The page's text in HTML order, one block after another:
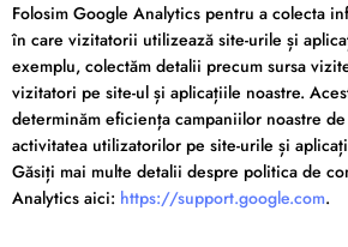
Folosim Google Analytics pentru a colecta
în care vizitatorii utilizează site-urile și
exemplu, colectăm detalii precum sursa
vizitatori pe site-ul și aplicațiile noastre.
determinăm eficiența campaniilor noastre
activitatea utilizatorilor pe site-urile și
Găsiți mai multe detalii despre politica de
Analytics aici: https://support.google.com.